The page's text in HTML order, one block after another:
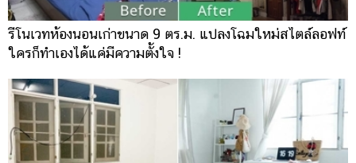
รีโนเวทห้องนอนเก่าขนาด 9 ตร.ม. แปลงโฉมใหม่สไตล์ลอฟท์
ใครก็ทำเองได้แค่มีความตั้งใจ !